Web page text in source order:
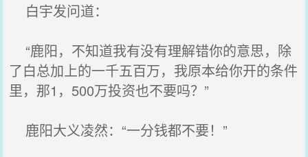
白宇发问道：
“鹿阳，不知道我有没有理解错你的意思，除
了白总加上的一千五百万，我原本给你开的条件
里，那1，500万投资也不要吗？”
鹿阳大义凌然：“一分钱都不要！”